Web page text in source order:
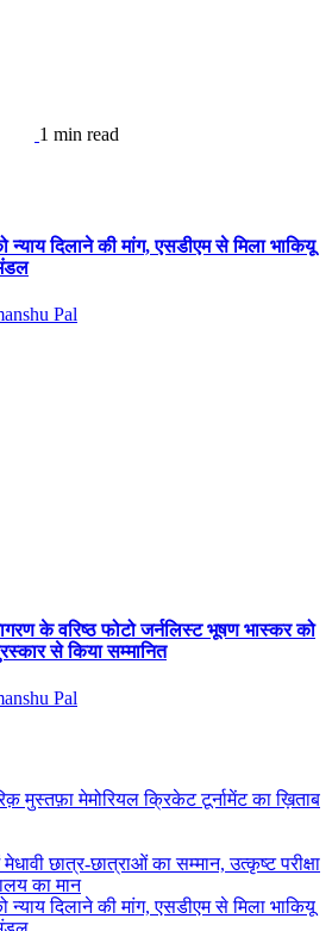
1 min read
न्याय दिलाने की मांग, एसडीएम से मिला भाकियू
Pal
के वरिष्ठ फोटो जर्नलिस्ट भूषण भास्कर को
से किया सम्मानित
Pal
मुस्तफ़ा मेमोरियल क्रिकेट टूर्नामेंट का ख़िताब
छात्र-छात्राओं का सम्मान, उत्कृष्ट परीक्षा
का मान
न्याय दिलाने की मांग, एसडीएम से मिला भाकियू